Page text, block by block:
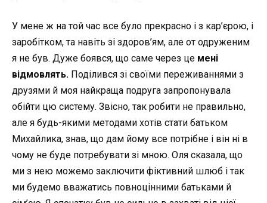
У мене ж на той час все було прекрасно і з кар’єрою, і
заробітком, та навіть зі здоров’ям, але от одруженим
я не був. Дуже боявся, що саме через це мені
відмовлять. Поділився зі своїми переживаннями з
друзями й моя найкраща подруга запропонувала
обійти цю систему. Звісно, так робити не правильно,
але я будь-якими методами хотів стати батьком
Михайлика, знав, що дам йому все потрібне і він ні в
чому не буде потребувати зі мною. Оля сказала, що
ми з нею можемо заключити фіктивний шлюб і так
ми будемо вважатись повноцінними батьками й